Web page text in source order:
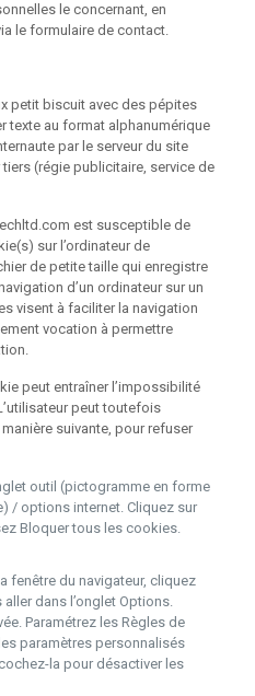
le concernant, en
le formulaire de contact.
petit biscuit avec des pépites
texte au format alphanumérique
par le serveur du site
(régie publicitaire, service de
est susceptible de
sur l’ordinateur de
de petite taille qui enregistre
d’un ordinateur sur un
visent à faciliter la navigation
vocation à permettre
peut entraîner l’impossibilité
peut toutefois
suivante, pour refuser
outil (pictogramme en forme
/ options internet. Cliquez sur
Bloquer tous les cookies.
fenêtre du navigateur, cliquez
dans l’onglet Options.
Paramétrez les Règles de
paramètres personnalisés
la pour désactiver les